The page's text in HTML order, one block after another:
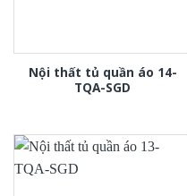
Nội thất tủ quần áo 14-
TQA-SGD